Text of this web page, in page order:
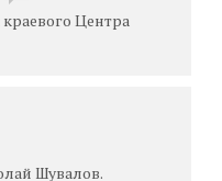
Центра
Шувалов.